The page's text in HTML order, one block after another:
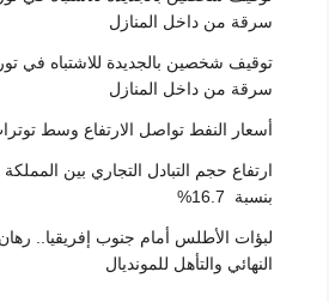
سرقة من داخل المنازل
توقيف شخصين بالجديدة للاشتباه في
سرقة من داخل المنازل
أسعار النفط تواصل الارتفاع وسط
ارتفاع حجم التبادل التجاري بين
بنسبة 16.7%
لبؤات الأطلس أمام جنوب إفريقيا..
النهائي والتأهل للمونديال